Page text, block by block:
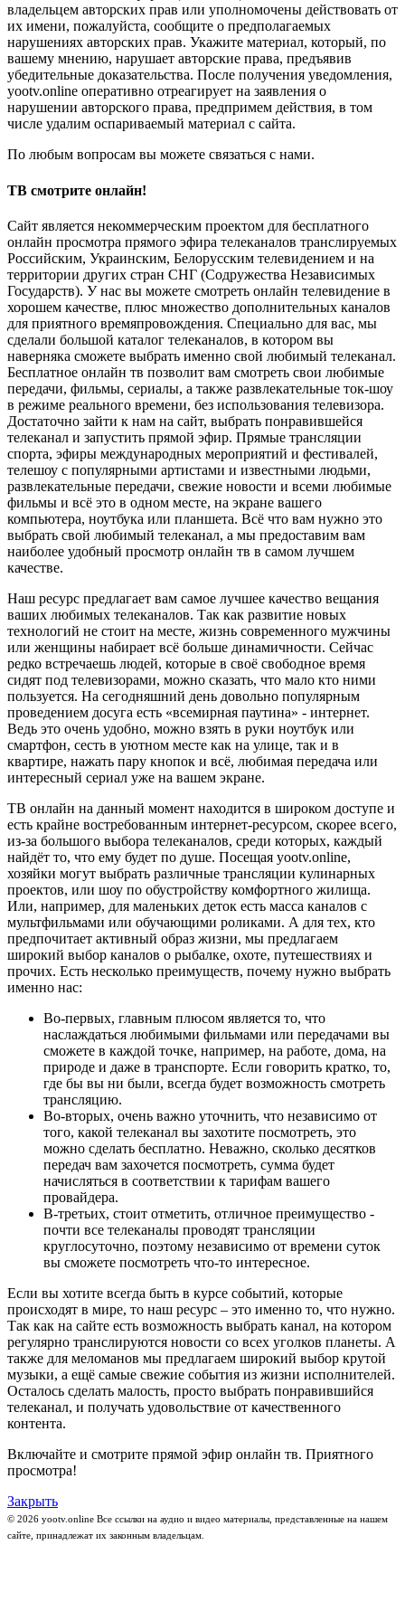
владельцем авторских прав или уполномочены действовать от
их имени, пожалуйста, сообщите о предполагаемых
нарушениях авторских прав. Укажите материал, который, по
вашему мнению, нарушает авторские права, предъявив
убедительные доказательства. После получения уведомления,
yootv.online оперативно отреагирует на заявления о
нарушении авторского права, предпримем действия, в том
числе удалим оспариваемый материал с сайта.
По любым вопросам вы можете связаться с нами.
ТВ смотрите онлайн!
Сайт является некоммерческим проектом для бесплатного
онлайн просмотра прямого эфира телеканалов транслируемых
Российским, Украинским, Белорусским телевидением и на
территории других стран СНГ (Содружества Независимых
Государств). У нас вы можете смотреть онлайн телевидение в
хорошем качестве, плюс множество дополнительных каналов
для приятного времяпровождения. Специально для вас, мы
сделали большой каталог телеканалов, в котором вы
наверняка сможете выбрать именно свой любимый телеканал.
Бесплатное онлайн тв позволит вам смотреть свои любимые
передачи, фильмы, сериалы, а также развлекательные ток-шоу
в режиме реального времени, без использования телевизора.
Достаточно зайти к нам на сайт, выбрать понравившейся
телеканал и запустить прямой эфир. Прямые трансляции
спорта, эфиры международных мероприятий и фестивалей,
телешоу с популярными артистами и известными людьми,
развлекательные передачи, свежие новости и всеми любимые
фильмы и всё это в одном месте, на экране вашего
компьютера, ноутбука или планшета. Всё что вам нужно это
выбрать свой любимый телеканал, а мы предоставим вам
наиболее удобный просмотр онлайн тв в самом лучшем
качестве.
Наш ресурс предлагает вам самое лучшее качество вещания
ваших любимых телеканалов. Так как развитие новых
технологий не стоит на месте, жизнь современного мужчины
или женщины набирает всё больше динамичности. Сейчас
редко встречаешь людей, которые в своё свободное время
сидят под телевизорами, можно сказать, что мало кто ними
пользуется. На сегодняшний день довольно популярным
проведением досуга есть «всемирная паутина» - интернет.
Ведь это очень удобно, можно взять в руки ноутбук или
смартфон, сесть в уютном месте как на улице, так и в
квартире, нажать пару кнопок и всё, любимая передача или
интересный сериал уже на вашем экране.
ТВ онлайн на данный момент находится в широком доступе и
есть крайне востребованным интернет-ресурсом, скорее всего,
из-за большого выбора телеканалов, среди которых, каждый
найдёт то, что ему будет по душе. Посещая yootv.online,
хозяйки могут выбрать различные трансляции кулинарных
проектов, или шоу по обустройству комфортного жилища.
Или, например, для маленьких деток есть масса каналов с
мультфильмами или обучающими роликами. А для тех, кто
предпочитает активный образ жизни, мы предлагаем
широкий выбор каналов о рыбалке, охоте, путешествиях и
прочих. Есть несколько преимуществ, почему нужно выбрать
именно нас:
Во-первых, главным плюсом является то, что
наслаждаться любимыми фильмами или передачами вы
сможете в каждой точке, например, на работе, дома, на
природе и даже в транспорте. Если говорить кратко, то,
где бы вы ни были, всегда будет возможность смотреть
трансляцию.
Во-вторых, очень важно уточнить, что независимо от
того, какой телеканал вы захотите посмотреть, это
можно сделать бесплатно. Неважно, сколько десятков
передач вам захочется посмотреть, сумма будет
начисляться в соответствии к тарифам вашего
провайдера.
В-третьих, стоит отметить, отличное преимущество -
почти все телеканалы проводят трансляции
круглосуточно, поэтому независимо от времени суток
вы сможете посмотреть что-то интересное.
Если вы хотите всегда быть в курсе событий, которые
происходят в мире, то наш ресурс – это именно то, что нужно.
Так как на сайте есть возможность выбрать канал, на котором
регулярно транслируются новости со всех уголков планеты. А
также для меломанов мы предлагаем широкий выбор крутой
музыки, а ещё самые свежие события из жизни исполнителей.
Осталось сделать малость, просто выбрать понравившийся
телеканал, и получать удовольствие от качественного
контента.
Включайте и смотрите прямой эфир онлайн тв. Приятного
просмотра!
Закрыть
© 2026 yootv.online Все ссылки на аудио и видео материалы, представленные на нашем
сайте, принадлежат их законным владельцам.